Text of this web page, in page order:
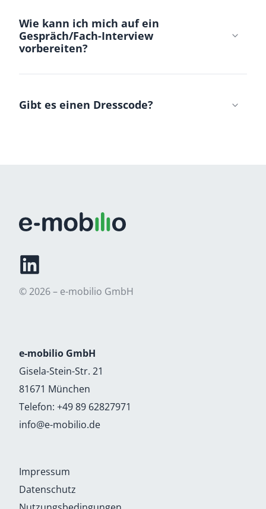
Wie kann ich mich auf ein
Gespräch/Fach-Interview
vorbereiten?
Gibt es einen Dresscode?
© 2026 – e-mobilio GmbH
e-mobilio GmbH
Gisela-Stein-Str. 21
81671 München
Telefon: +49 89 62827971
info@e-mobilio.de
Impressum
Datenschutz